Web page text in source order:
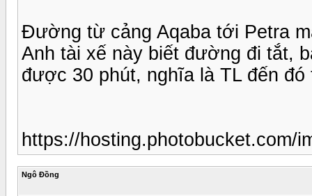
Đường từ cảng Aqaba tới Petra
Anh tài xế này biết đường đi tắt,
được 30 phút, nghĩa là TL đến
https://hosting.photobucket.com/
Ngô Đồng